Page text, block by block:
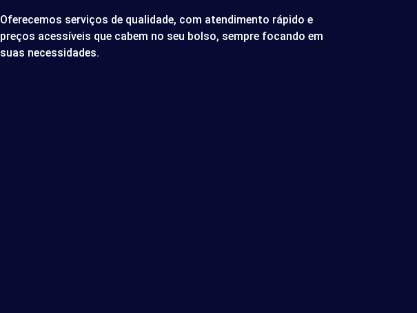
Oferecemos serviços de qualidade, com atendimento rápido e
preços acessíveis que cabem no seu bolso, sempre focando em
suas necessidades.